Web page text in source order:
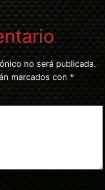
no será publicada.
marcados con*